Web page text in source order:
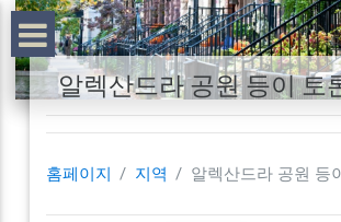
알렉산드라 공원 등이 토
홈페이지 지역 알렉산드라 공원 등